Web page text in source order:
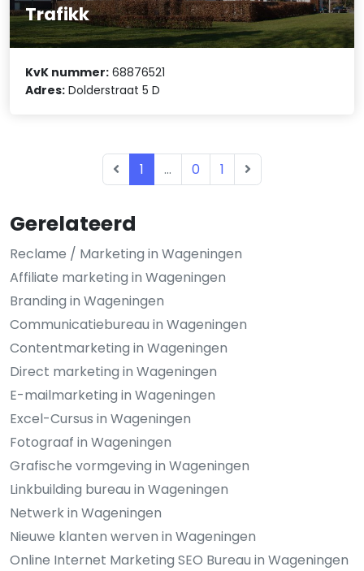
Gerelateerd
Reclame / Marketing in Wageningen
Affiliate marketing in Wageningen
Branding in Wageningen
Communicatiebureau in Wageningen
Contentmarketing in Wageningen
Direct marketing in Wageningen
E-mailmarketing in Wageningen
Excel-Cursus in Wageningen
Fotograaf in Wageningen
Grafische vormgeving in Wageningen
Linkbuilding bureau in Wageningen
Netwerk in Wageningen
Nieuwe klanten werven in Wageningen
Online Internet Marketing SEO Bureau in Wageningen
Trafikk
KvK nummer: 68876521
Adres: Dolderstraat 5 D
1 ... 0 1